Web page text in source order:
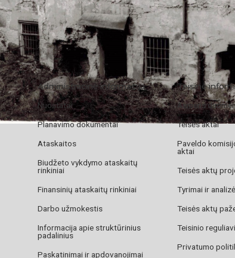
Administracinė informacija
Nuostatai
Planavimo dokumentai
Ataskaitos
Biudžeto vykdymo ataskaitų
rinkiniai
Finansinių ataskaitų rinkiniai
Darbo užmokestis
Informacija apie struktūrinius
padalinius
Paskatinimai ir apdovanojimai
Teisinė
Asmens
Teisės aktai
Paveldo
aktai
Teisės aktų
Tyrimai ir
Teisės aktų
Teisinio
Privatumo